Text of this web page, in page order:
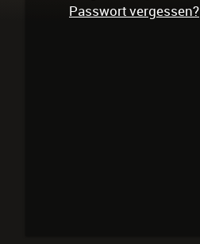
Passwort vergessen?